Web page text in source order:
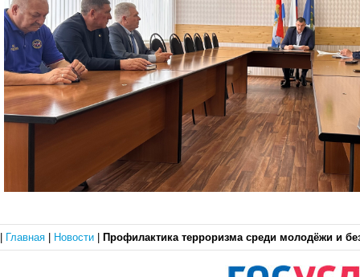
Главная Новости Профилактика терроризма среди молодёжи и